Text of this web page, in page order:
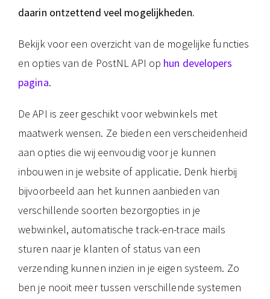
daarin ontzettend veel mogelijkheden.
Bekijk voor een overzicht van de mogelijke functies
en opties van de PostNL API op hun developers
pagina.
De API is zeer geschikt voor webwinkels met
maatwerk wensen. Ze bieden een verscheidenheid
aan opties die wij eenvoudig voor je kunnen
inbouwen in je website of applicatie. Denk hierbij
bijvoorbeeld aan het kunnen aanbieden van
verschillende soorten bezorgopties in je
webwinkel, automatische track-en-trace mails
sturen naar je klanten of status van een
verzending kunnen inzien in je eigen systeem. Zo
ben je nooit meer tussen verschillende systemen